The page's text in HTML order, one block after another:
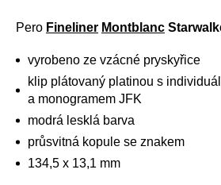
Pero Fineliner Montblanc
vyrobeno ze vzácné pryskyřice
klip plátovaný platinou s
a monogramem JFK
modrá lesklá barva
průsvitná kopule se znakem
134,5 x 13,1 mm